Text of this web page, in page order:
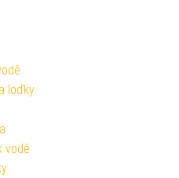
loďky
vodě